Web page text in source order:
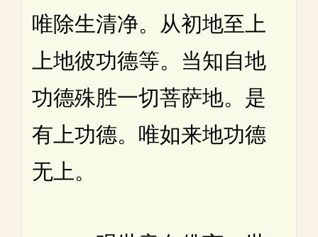
唯除生清净。从初地至上
上地彼功德等。当知自地
功德殊胜一切菩萨地。是
有上功德。唯如来地功德
无上。